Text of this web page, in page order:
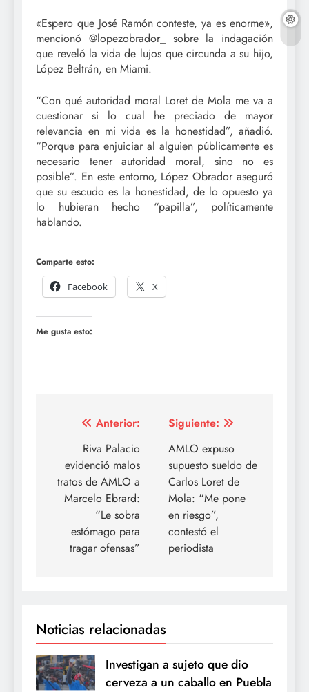
«Espero que José Ramón conteste, ya es enorme»,
mencionó @lopezobrador_ sobre la indagación
que reveló la vida de lujos que circunda a su hijo,
López Beltrán, en Miami.
“Con qué autoridad moral Loret de Mola me va a
cuestionar si lo cual he preciado de mayor
relevancia en mi vida es la honestidad”, añadió.
“Porque para enjuiciar al alguien públicamente es
necesario tener autoridad moral, sino no es
posible”. En este entorno, López Obrador aseguró
que su escudo es la honestidad, de lo opuesto ya
lo hubieran hecho “papilla”, políticamente
hablando.
Comparte esto:
Facebook
X
Me gusta esto:
Navegación
entradas
Anterior:
Riva Palacio
evidenció malos
tratos de AMLO a
Marcelo Ebrard:
“Le sobra
estómago para
tragar ofensas”
Siguiente:
AMLO expuso
supuesto sueldo de
Carlos Loret de
Mola: “Me pone
en riesgo”,
contestó el
periodista
Noticias relacionadas
Investigan a sujeto que dio
cerveza a un caballo en Puebla